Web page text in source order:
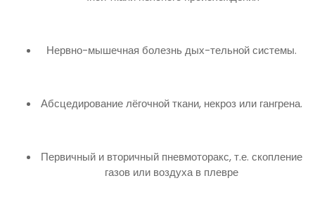
Нервно-мышечная болезнь дых-тельной системы.
Абсцедирование лёгочной ткани, некроз или гангрена.
Первичный и вторичный пневмоторакс, т.е. скопление
газов или воздуха в плевре